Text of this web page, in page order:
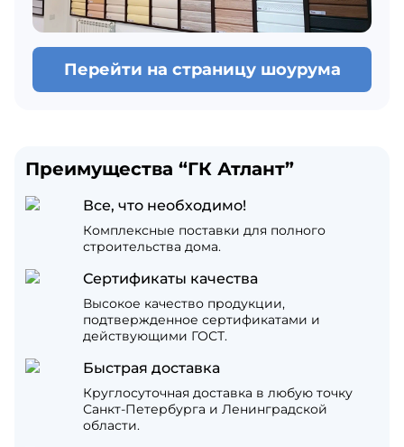
Перейти на страницу шоурума
Преимущества “ГК Атлант”
Все, что необходимо!
Комплексные поставки для полного
строительства дома.
Сертификаты качества
Высокое качество продукции,
подтвержденное сертификатами и
действующими ГОСТ.
Быстрая доставка
Круглосуточная доставка в любую точку
Санкт-Петербурга и Ленинградской
области.